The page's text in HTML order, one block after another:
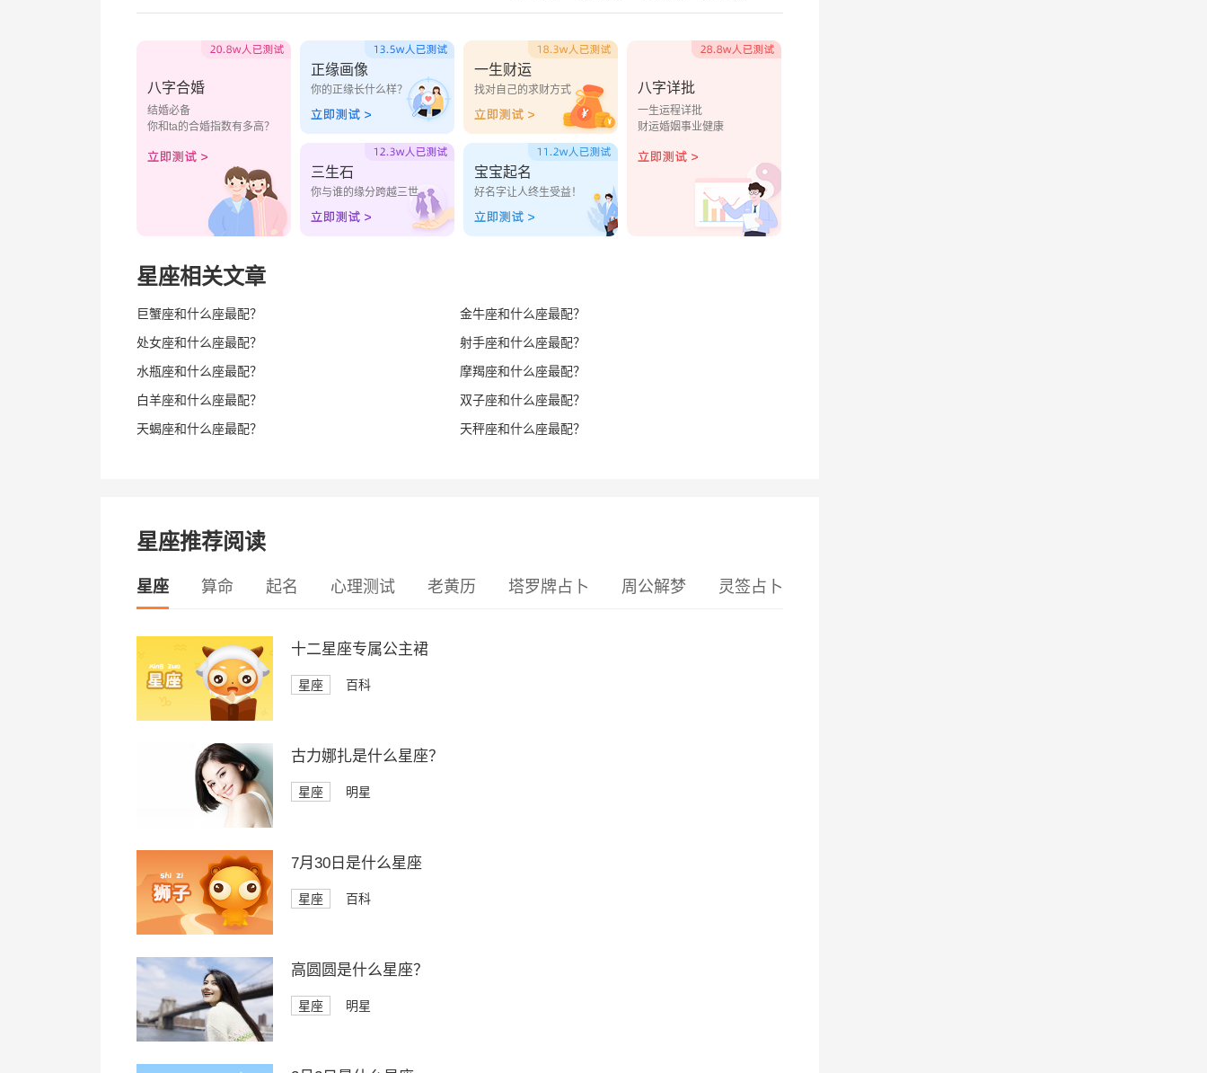
八字合婚
结婚必备
你和ta的合婚指数有多高？
正缘画像
你的正缘长什么样？
一生财运
找对自己的求财方式
三生石
你与谁的缘分跨越三世
宝宝起名
好名字让人终生受益！
八字详批
一生运程详批
财运婚姻事业健康
星座相关文章
巨蟹座和什么座最配？
金牛座和什么座最配？
处女座和什么座最配？
射手座和什么座最配？
水瓶座和什么座最配？
摩羯座和什么座最配？
白羊座和什么座最配？
双子座和什么座最配？
天蝎座和什么座最配？
天秤座和什么座最配？
星座推荐阅读
星座 算命 起名 心理测试 老黄历 塔罗牌占卜 周公解梦 灵签占卜
十二星座专属公主裙
星座 百科
古力娜扎是什么星座？
星座 明星
7月30日是什么星座
星座 百科
高圆圆是什么星座？
星座 明星